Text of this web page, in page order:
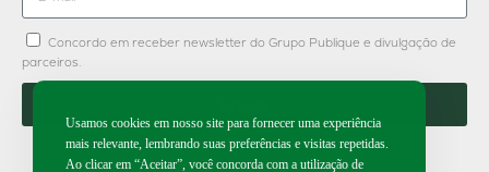
Concordo em receber newsletter do Grupo Publique e divulgação de
parceiros.
Usamos cookies em nosso site para fornecer uma experiência
mais relevante, lembrando suas preferências e visitas repetidas.
Ao clicar em “Aceitar”, você concorda com a utilização de